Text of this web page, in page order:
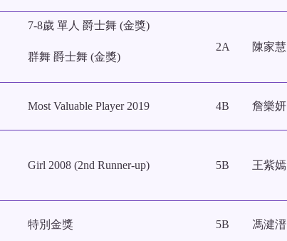
7-8歲 單人 爵士舞 (金獎)
群舞 爵士舞 (金獎)
2A 陳家慧
Most Valuable Player 2019 4B 詹樂妍
Girl 2008 (2nd Runner-up) 5B 王紫嫣
特別金獎 5B 馮湕溍